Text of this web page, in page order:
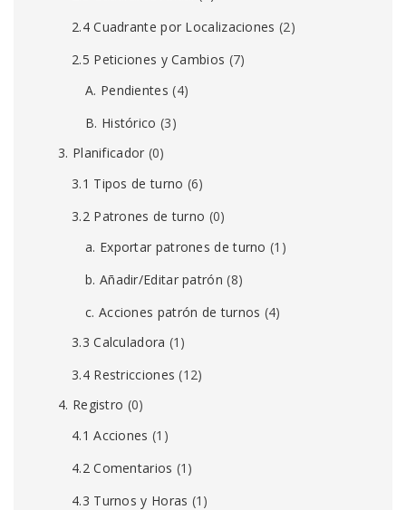
2.4 Cuadrante por Localizaciones (2)
2.5 Peticiones y Cambios (7)
A. Pendientes (4)
B. Histórico (3)
3. Planificador (0)
3.1 Tipos de turno (6)
3.2 Patrones de turno (0)
a. Exportar patrones de turno (1)
b. Añadir/Editar patrón (8)
c. Acciones patrón de turnos (4)
3.3 Calculadora (1)
3.4 Restricciones (12)
4. Registro (0)
4.1 Acciones (1)
4.2 Comentarios (1)
4.3 Turnos y Horas (1)